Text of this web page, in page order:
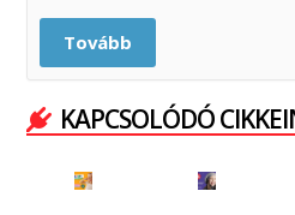
Tovább
KAPCSOLÓDÓ